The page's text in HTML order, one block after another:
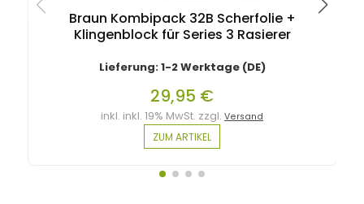
Braun Kombipack 32B Scherfolie +
Klingenblock für Series 3 Rasierer
Lieferung: 1-2 Werktage (DE)
29,95 €
inkl. inkl. 19% MwSt. zzgl.Versand
ZUM ARTIKEL